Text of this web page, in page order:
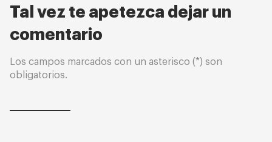
Tal vez te apetezca dejar un
comentario
Los campos marcados con un asterisco (*) son
obligatorios.